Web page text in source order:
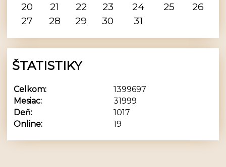
20
21 22 23 24 25
26
27
28 29 30 31
ŠTATISTIKY
Online: 19
Celkom:
1399697
Mesiac:
31999
Deň:
1017